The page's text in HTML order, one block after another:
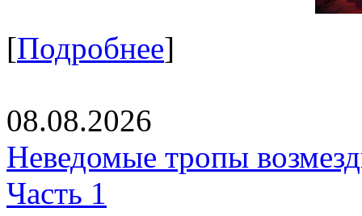
[Подробнее]
08.08.2026
Неведомые тропы
Часть 1